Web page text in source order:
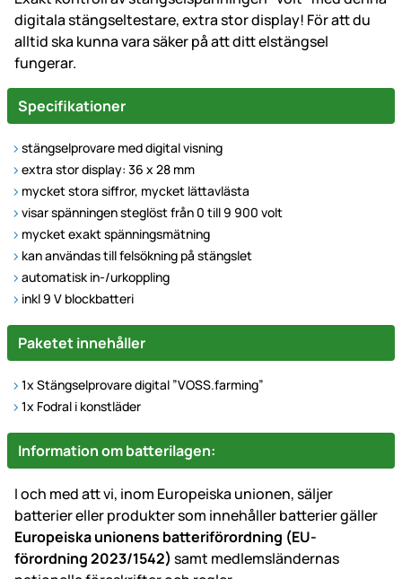
digitala stängseltestare, extra stor display! För att du
alltid ska kunna vara säker på att ditt elstängsel
fungerar.
Specifikationer
stängselprovare med digital visning
extra stor display: 36 x 28 mm
mycket stora siffror, mycket lättavlästa
visar spänningen steglöst från 0 till 9 900 volt
mycket exakt spänningsmätning
kan användas till felsökning på stängslet
automatisk in-/urkoppling
inkl 9 V blockbatteri
Paketet innehåller
1x Stängselprovare digital ”VOSS.farming”
1x Fodral i konstläder
Information om batterilagen:
I och med att vi, inom Europeiska unionen, säljer
batterier eller produkter som innehåller batterier gäller
Europeiska unionens batteriförordning (EU-
förordning 2023/1542) samt medlemsländernas